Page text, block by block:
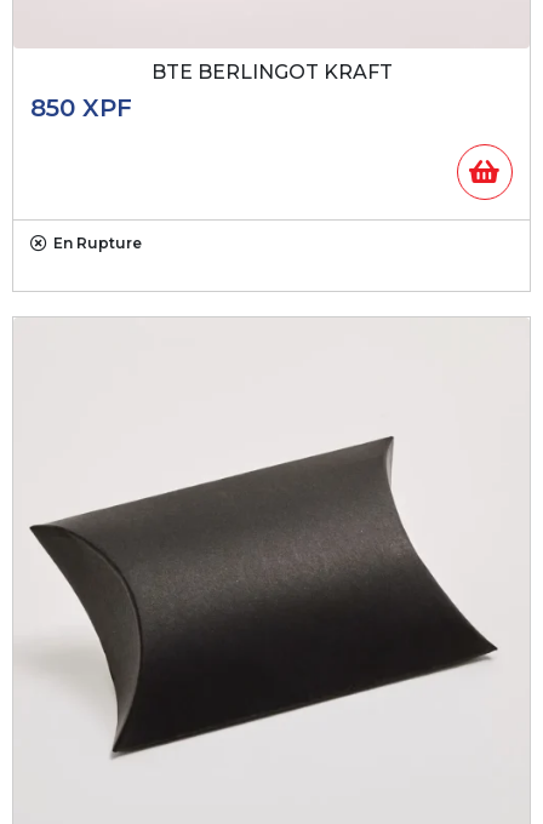
BTE BERLINGOT KRAFT
850XPF
En Rupture